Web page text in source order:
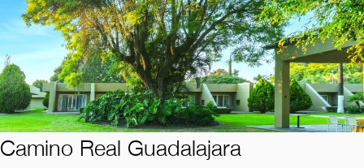
Camino Real Guadalajara